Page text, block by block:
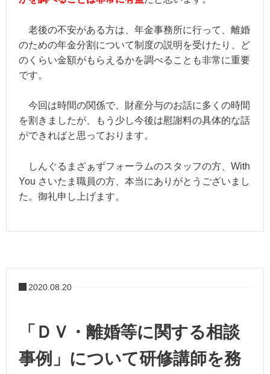
老後の不安がある方は、年金事務所に行って、離婚
のための年金分割について制度の説明を受けたり、ど
のくらい金額がもらえるかを調べることも非常に重要
です。
今回は時間の関係で、財産分与のお話に多くの時間
を割きましたが、もう少し今後は慰謝料の具体的な話
ができればと思っております。
しんぐるまざぁずフォーラムのスタッフの方、With
You さいたま職員の方、本当にありがとうございまし
た。御礼申し上げます。
2020.08.20
「ＤＶ・離婚等に関する相談
事例」について研修講師を務